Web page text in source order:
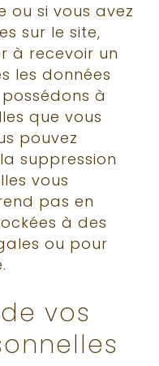
ou si vous avez
sur le site,
à recevoir un
les données
à
que vous
pouvez
suppression
vous
pas en
à des
ou pour
vos